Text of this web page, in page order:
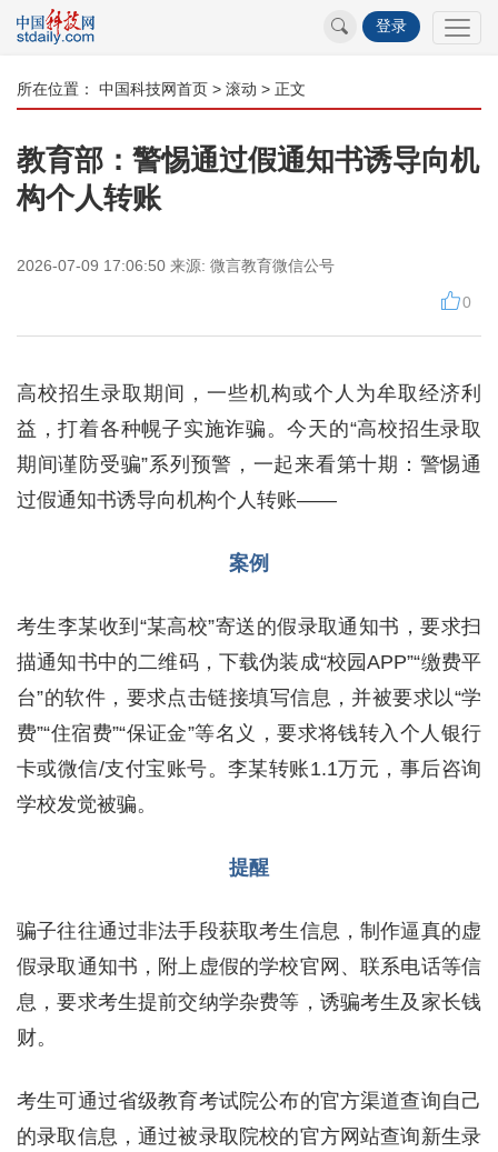
登录
所在位置： 中国科技网首页 > 滚动 > 正文
教育部：警惕通过假通知书诱导向机
构个人转账
2026-07-09 17:06:50 来源: 微言教育微信公号
0
高校招生录取期间，一些机构或个人为牟取经济利
益，打着各种幌子实施诈骗。今天的“高校招生录取
期间谨防受骗”系列预警，一起来看第十期：警惕通
过假通知书诱导向机构个人转账——
案例
考生李某收到“某高校”寄送的假录取通知书，要求扫
描通知书中的二维码，下载伪装成“校园APP”“缴费平
台”的软件，要求点击链接填写信息，并被要求以“学
费”“住宿费”“保证金”等名义，要求将钱转入个人银行
卡或微信/支付宝账号。李某转账1.1万元，事后咨询
学校发觉被骗。
提醒
骗子往往通过非法手段获取考生信息，制作逼真的虚
假录取通知书，附上虚假的学校官网、联系电话等信
息，要求考生提前交纳学杂费等，诱骗考生及家长钱
财。
考生可通过省级教育考试院公布的官方渠道查询自己
的录取信息，通过被录取院校的官方网站查询新生录